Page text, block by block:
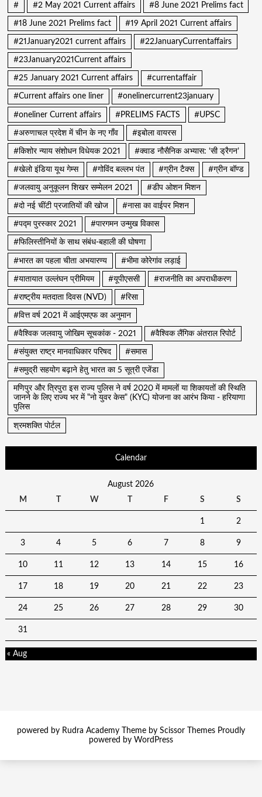
# #2 May 2021 Current affairs #8 June 2021 Prelims fact
#18 June 2021 Prelims fact #19 April 2021 Current affairs
#21January2021 current affairs #22JanuaryCurrentaffairs
#23January2021Current affairs
#25 January 2021 Current affairs #currentaffair
#Current affairs one liner #onelinercurrent23january
#oneliner Current affairs #PRELIMS FACTS #UPSC
#अरुणाचल प्रदेश में चीन के नए गाँव #इबोला वायरस
#किशोर न्याय संशोधन विधेयक 2021 #क्वाड नौसैनिक अभ्यास: ‘सी ड्रैगन’
#खेलो इंडिया यूथ गेम्स #गोविंद बल्लभ पंत #ग्रीन टैक्स #ग्रीन बॉण्ड
#जलवायु अनुकूलन शिखर सम्मेलन 2021 #डीप ओशन मिशन
#दो नई चींटी प्रजातियों की खोज #नासा का वाईपर मिशन
#पद्म पुरस्कार 2021 #पारगमन उन्मुख विकास
#फिलिस्तीनियों के साथ संबंध-बहाली की घोषणा
#भारत का पहला चीता अभयारण्य #भीमा कोरेगांव लड़ाई
#यातायात उल्लंघन प्रीमियम #यूपीएससी #राजनीति का अपराधीकरण
#राष्ट्रीय मतदाता दिवस (NVD) #रिसा
#वित्त वर्ष 2021 में आईएमएफ का अनुमान
#वैश्विक जलवायु जोखिम सूचकांक - 2021 #वैश्विक लैंगिक अंतराल रिपोर्ट
#संयुक्त राष्ट्र मानवाधिकार परिषद #समास
#समुद्री सहयोग बढ़ाने हेतु भारत का 5 सूत्री एजेंडा
मणिपुर और त्रिपुरा इस राज्य पुलिस ने वर्ष 2020 में मामलों या शिकायतों की स्थिति
जानने के लिए राज्य भर में "नो युवर केस" (KYC) योजना का आरंभ किया - हरियाणा
पुलिस
श्रमशक्ति पोर्टल
Calendar
August 2026
M
W F S S
1 2
3 4 5 6 7 8 9
10 11 12 13 14 15 16
17 18 19 20 21 22 23
24 25 26 27 28 29 30
31
« Aug
powered by Rudra Academy Theme by Scissor Themes Proudly
powered by WordPress